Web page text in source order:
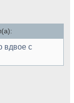
вдвое с